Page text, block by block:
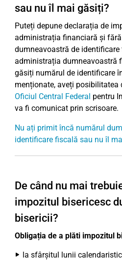
sau nu îl mai găsiți?
Puteți depune declarația de
administrația financiară și
dumneavoastră de
administrația dumneavoastră
găsiți numărul de identificare
menționate, aveți posibilitatea
Oficiul Central Federal pentru
va fi comunicat prin scrisoare.
Nu ați primit încă numărul
identificare fiscală sau nu îl
De când nu mai
impozitul bisericesc
bisericii?
Obligația de a plăti impozitul
la sfârșitul lunii